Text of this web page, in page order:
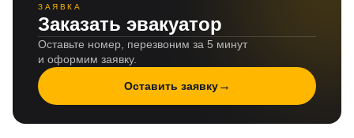
ЗАЯВКА
Заказать эвакуатор
Оставьте номер, перезвоним за 5 минут
и оформим заявку.
Оставить заявку→